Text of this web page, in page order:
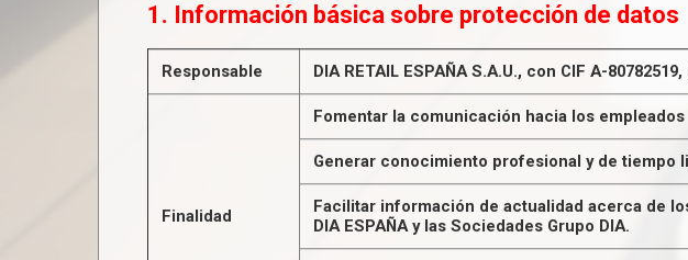
1. Información básica sobre protección de datos
Responsable DIA RETAIL ESPAÑA S.A.U., con CIF A-
Finalidad
Fomentar la comunicación hacia los empleados
Generar conocimiento profesional y de tiempo
Facilitar información de actualidad acerca de
DIA ESPAÑA y las Sociedades Grupo DIA.